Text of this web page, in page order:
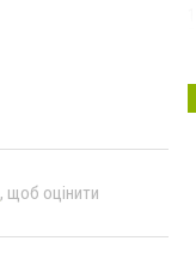
, щоб оцінити